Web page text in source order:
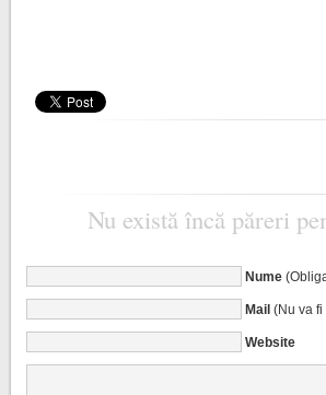
Nu există încă păreri
Nume
Mail(Nu va
Website